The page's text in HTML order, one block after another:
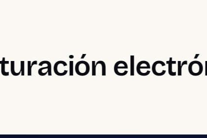
electrónica